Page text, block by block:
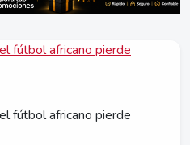
fútbol africano pierde